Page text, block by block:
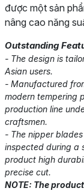
được một sản
nâng cao năng
Outstanding
- The design is
Asian users.
- Manufactured
modern tempering
production line
craftsmen.
- The nipper
inspected during a
product high
precise cut.
NOTE: The